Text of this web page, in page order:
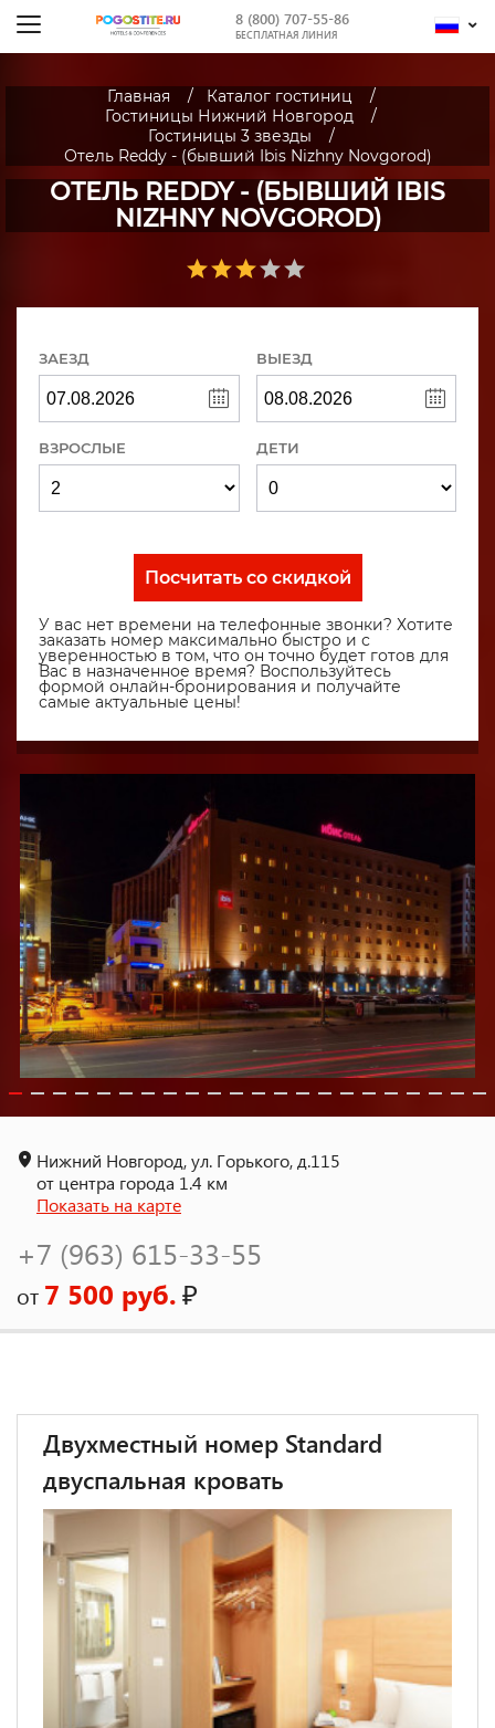
8 (800) 707-55-86
БЕСПЛАТНАЯ ЛИНИЯ
Главная
Каталог гостиниц
Гостиницы Нижний Новгород
Гостиницы 3 звезды
Отель Reddy - (бывший Ibis Nizhny Novgorod)
ОТЕЛЬ REDDY - (БЫВШИЙ IBIS
NIZHNY NOVGOROD)
ЗАЕЗД ВЫЕЗД
ВЗРОСЛЫЕ ДЕТИ
Посчитать со скидкой
У вас нет времени на телефонные звонки? Хотите
заказать номер максимально быстро и с
уверенностью в том, что он точно будет готов для
Вас в назначенное время? Воспользуйтесь
формой онлайн-бронирования и получайте
самые актуальные цены!
Нижний Новгород, ул. Горького, д.115
от центра города 1.4 км
Показать на карте
+7 (963) 615-33-55
от 7 500 руб.₽
Двухместный номер Standard
двуспальная кровать